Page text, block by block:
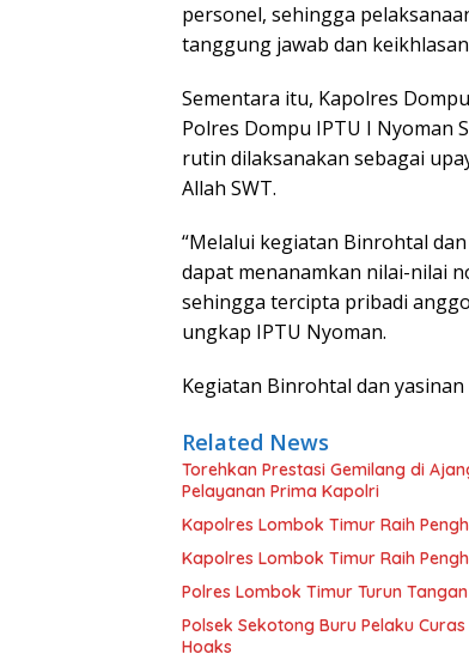
personel, sehingga
tanggung jawab dan
Sementara itu, Kapolres
Polres Dompu IPTU I Nyoman
rutin dilaksanakan sebagai
Allah SWT.
“Melalui kegiatan Binrohtal
dapat menanamkan nilai-nilai
sehingga tercipta pribadi
ungkap IPTU Nyoman.
Kegiatan Binrohtal dan
Related News
Torehkan Prestasi Gemilang di
Pelayanan Prima Kapolri
Kapolres Lombok Timur Raih
Kapolres Lombok Timur Raih
Polres Lombok Timur Turun
Polsek Sekotong Buru Pelaku
Hoaks